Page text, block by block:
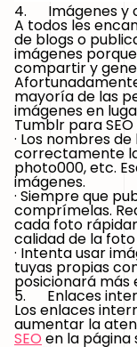
4. Imágenes y
A todos les
de blogs o
imágenes
compartir y
mayoría de las
imágenes en
Tumblr para
· Los nombres
correctamente
photo000, etc.
imágenes.
· Siempre que
comprímelas.
cada foto
calidad de la
· Intenta usar
tuyas propias
posicionará más
5. Enlaces
Los enlaces
aumentar la
SEO en la página